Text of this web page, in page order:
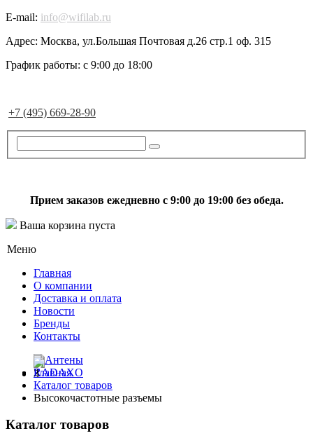
E-mail: info@wifilab.ru
Адрес: Москва, ул.Большая Почтовая д.26 стр.1 оф. 315
График работы: с 9:00 до 18:00
+7 (495) 669-28-90
Прием заказов ежедневно с 9:00 до 19:00 без обеда.
Ваша корзина пуста
Меню
Главная
О компании
Доставка и оплата
Новости
Бренды
Контакты
Главная
Каталог товаров
Высокочастотные разъемы
Каталог товаров